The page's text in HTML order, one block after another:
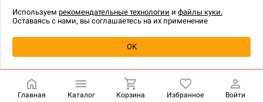
Уведомить о наличии
технологии.
Главная Каталог Корзина Избранное Войти
Используем рекомендательные технологии и файлы куки.
Оставаясь с нами, вы соглашаетесь на их применение
OK